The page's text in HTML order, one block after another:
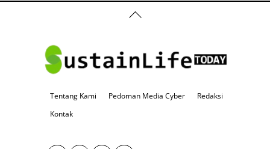
Back
To
Tentang Kami Pedoman Media Cyber
Redaksi
Kontak